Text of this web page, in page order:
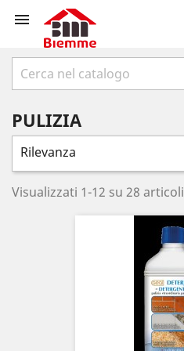

PULIZIA
Rilevanza
Visualizzati 1-12 su 28 articoli